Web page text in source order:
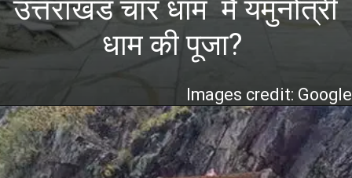
उत्तराखंड चार धाम मैं यमुनोत्री
धाम की पूजा?
Images credit: Google